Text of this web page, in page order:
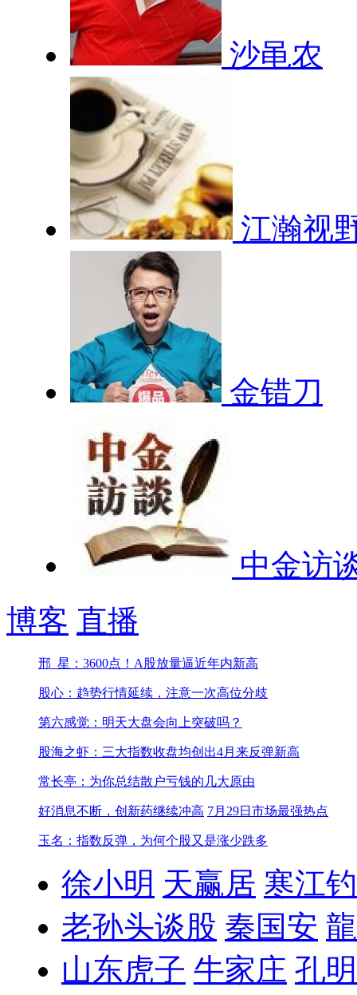
沙黾农
江瀚视
金错刀
中金访
博客 直播
邢_星：3600点！A股放量逼近年内新高
股心：趋势行情延续，注意一次高位分歧
第六感觉：明天大盘会向上突破吗？
股海之虾：三大指数收盘均创出4月来反弹新高
常长亭：为你总结散户亏钱的几大原由
好消息不断，创新药继续冲高 7月29日市场最强热点
玉名：指数反弹，为何个股又是涨少跌多
徐小明 天赢居 寒江
老孙头谈股 秦国安
山东虎子 牛家庄 孔